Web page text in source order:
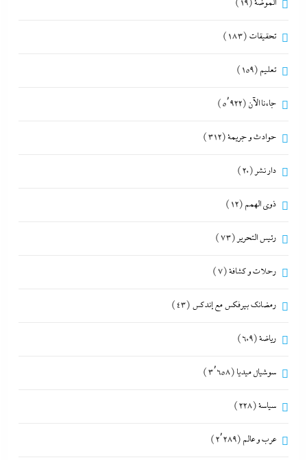
الموضة(19)
تحقيقات (183)
تعليم (159)
جاءنا الآن (5٬922)
حوادث و جريمة(312)
دار نشر (20)
ذوى الهمم (12)
رئيس التحرير (73)
رحلات و كشافة(7)
رمضانك بيرفكس مع إندكس (43)
رياضة(609)
سوشيال ميديا (3٬658)
سياسة(228)
عرب و عالم (2٬289)